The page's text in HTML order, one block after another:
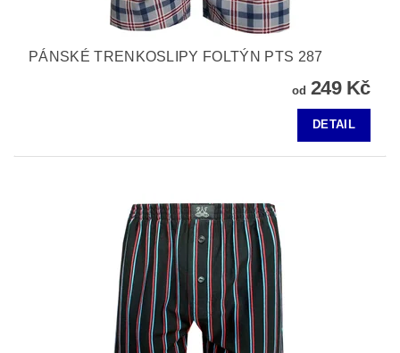
PÁNSKÉ TRENKOSLIPY FOLTÝN PTS 287
od 249 Kč
DETAIL